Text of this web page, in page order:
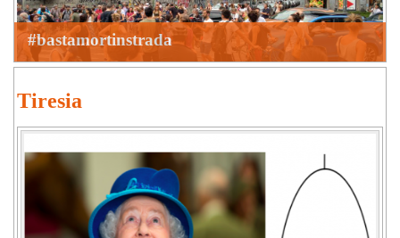
#bastamortinstrada
Tiresia